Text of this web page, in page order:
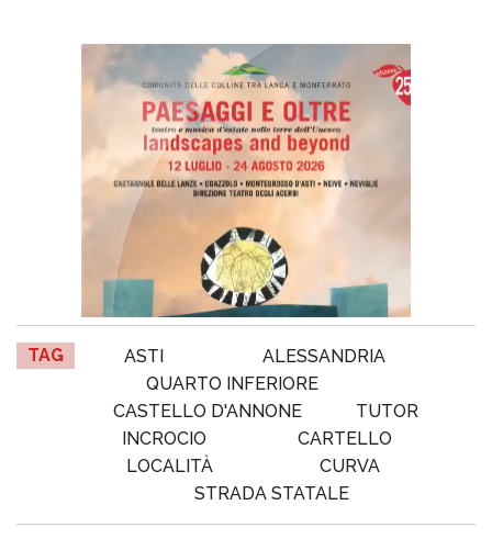
TAG ASTI
ALESSANDRIA
QUARTO INFERIORE
CASTELLO D'ANNONE
TUTOR
INCROCIO
CARTELLO
LOCALITÀ
CURVA
STRADA STATALE